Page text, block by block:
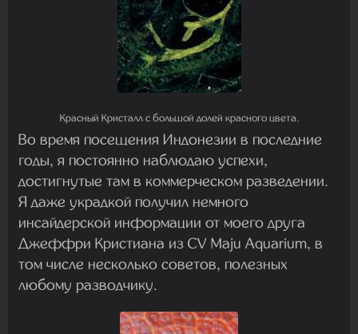
Красный Кристалл с большой долей красного цвета.
Во время посещения Индонезии в последние
годы, я постоянно наблюдаю успехи,
достигнутые там в коммерческом разведении.
Я даже украдкой получил немного
инсайдерской информации от моего друга
Джеффри Кристиана из CV Maju Aquarium, в
том числе несколько советов, полезных
любому разводчику.